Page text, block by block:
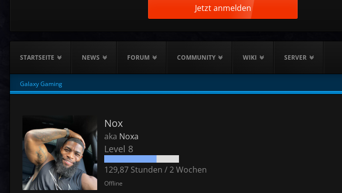
Jetzt anmelden
STARTSEITE NEWS FORUM COMMUNITY WIKI SERVER
Galaxy Gaming
Nox
aka Noxa
Level 8
129,87 Stunden / 2 Wochen
Offline